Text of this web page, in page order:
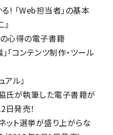
! 「Web担当者」の基本
』
心得の電子書籍
」「コンテンツ制作・ツール
アル』
氏が執筆した電子書籍が
発売！
ット選挙が盛り上がらな